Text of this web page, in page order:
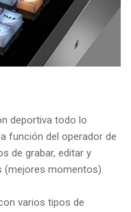
deportiva todo lo
función del operador de
de grabar, editar y
(mejores momentos).
varios tipos de